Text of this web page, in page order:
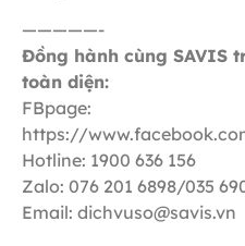
—————-
Đồng hành cùng SAVIS
toàn diện:
FBpage:
https://
Hotline: 1900 636 156
Zalo: 076 201 6898/035
Email: dichvuso@savis.vn